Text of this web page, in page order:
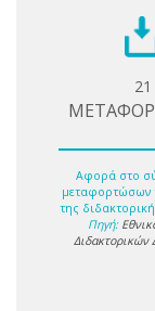
21
Αφορά στο
μεταφορτώσων
της
Πηγή:
Διδακτορικών